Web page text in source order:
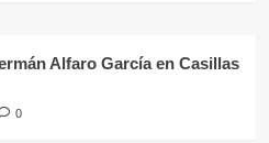
Alfaro García en Casillas
0